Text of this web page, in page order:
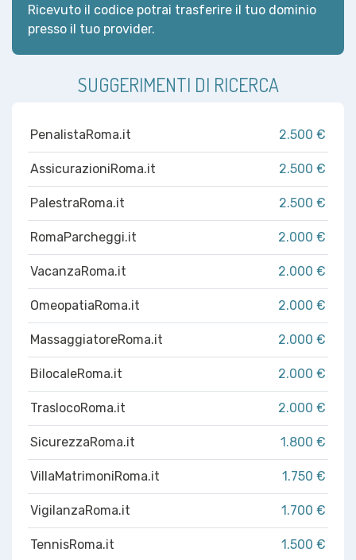
Ricevuto il codice potrai trasferire il tuo dominio
presso il tuo provider.
SUGGERIMENTI DI RICERCA
PenalistaRoma.it 2.500 €
AssicurazioniRoma.it 2.500 €
PalestraRoma.it 2.500 €
RomaParcheggi.it 2.000 €
VacanzaRoma.it 2.000 €
OmeopatiaRoma.it 2.000 €
MassaggiatoreRoma.it 2.000 €
BilocaleRoma.it 2.000 €
TraslocoRoma.it 2.000 €
SicurezzaRoma.it 1.800 €
VillaMatrimoniRoma.it 1.750 €
VigilanzaRoma.it 1.700 €
TennisRoma.it 1.500 €